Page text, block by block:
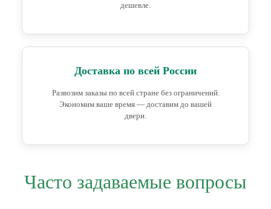
дешевле.
Доставка по всей России
Развозим заказы по всей стране без ограничений.
Экономим ваше время — доставим до вашей
двери.
Часто задаваемые вопросы